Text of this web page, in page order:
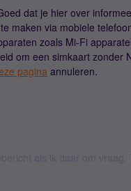
dat je hier over
maken via mobiele
zoals Mi-Fi
om een simkaart zonder
paginaannuleren.